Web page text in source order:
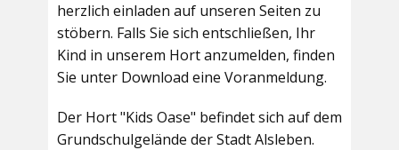
herzlich einladen auf unseren Seiten zu
stöbern. Falls Sie sich entschließen, Ihr
Kind in unserem Hort anzumelden, finden
Sie unter Download eine Voranmeldung.
Der Hort "Kids Oase" befindet sich auf dem
Grundschulgelände der Stadt Alsleben.